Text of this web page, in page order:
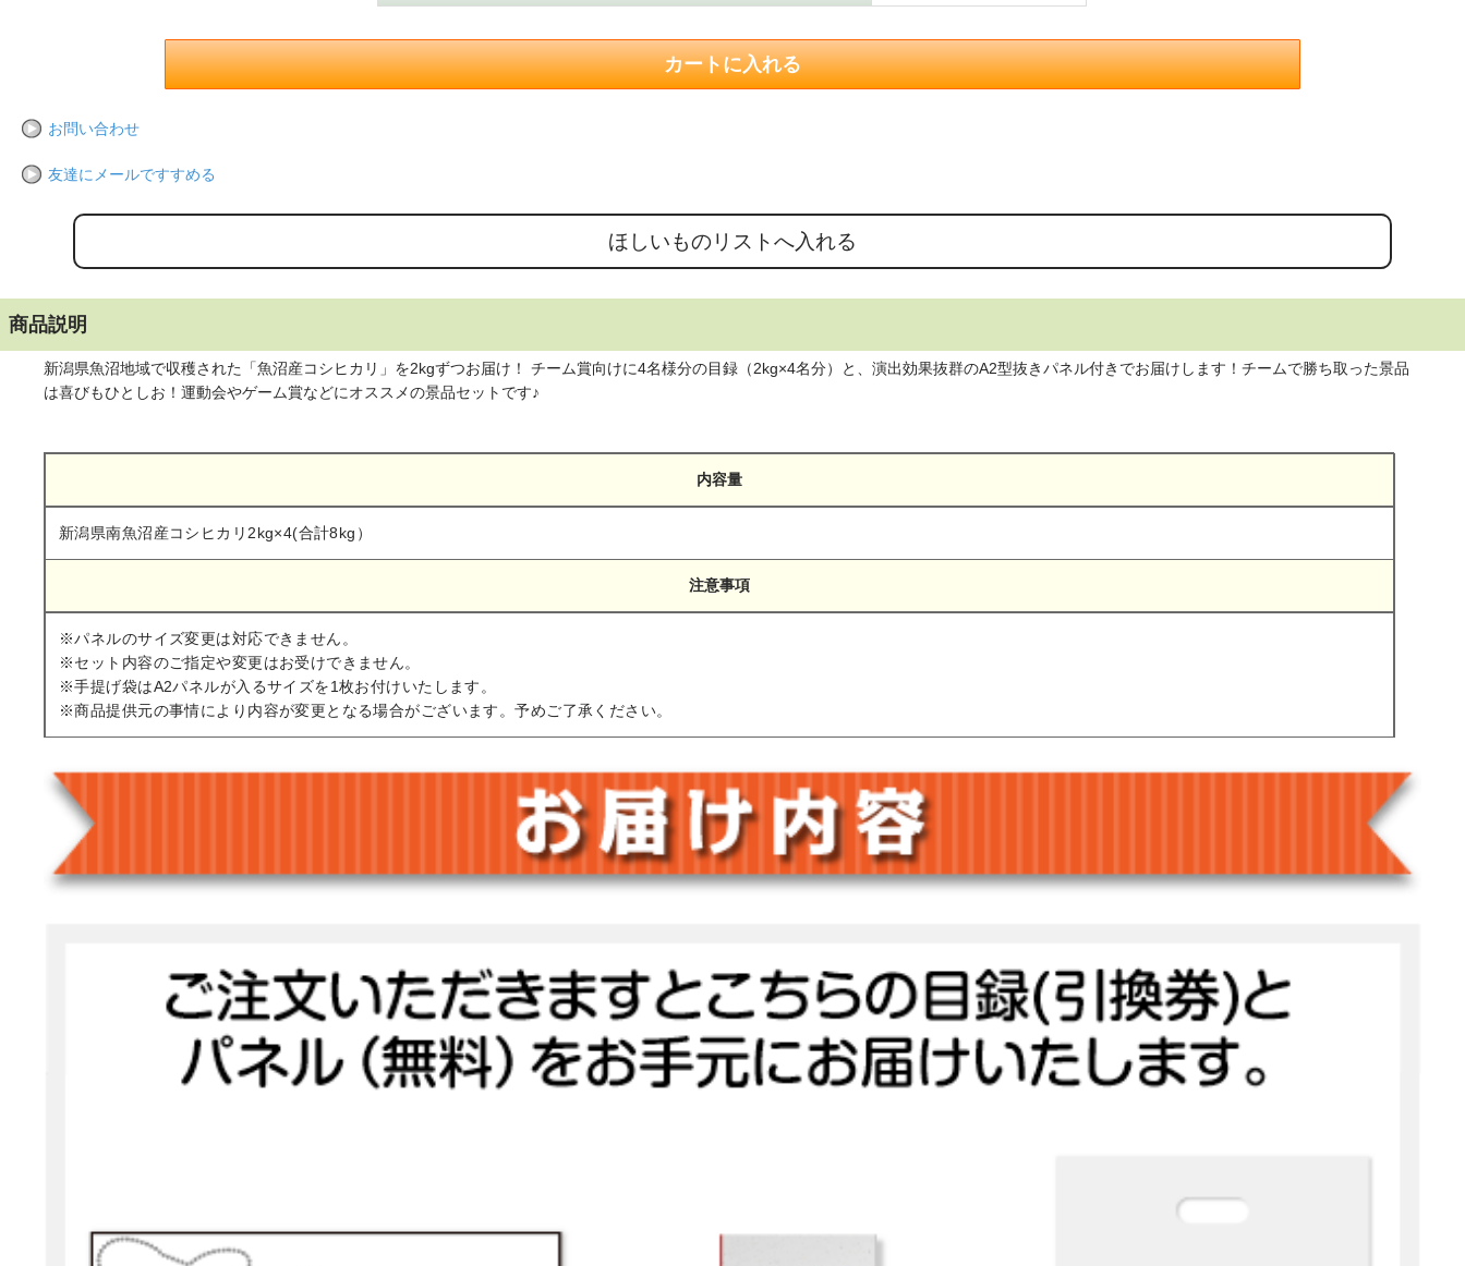
お問い合わせ
友達にメールですすめる
商品説明
新潟県魚沼地域で収穫された「魚沼産コシヒカリ」を2kgずつお届け！ チーム賞向けに4名様分の目録（2kg×4名分）と、演出効果抜群のA2型抜きパネル付きでお届けします！チームで勝ち取った景品
は喜びもひとしお！運動会やゲーム賞などにオススメの景品セットです♪
内容量
新潟県南魚沼産コシヒカリ2kg×4(合計8kg）
注意事項
※パネルのサイズ変更は対応できません。
※セット内容のご指定や変更はお受けできません。
※手提げ袋はA2パネルが入るサイズを1枚お付けいたします。
※商品提供元の事情により内容が変更となる場合がございます。予めご了承ください。